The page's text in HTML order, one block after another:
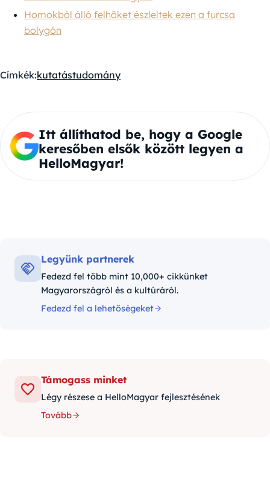
Homokból álló felhőket észleltek ezen a furcsa
bolygón
Címkék:kutatástudomány
Itt állíthatod be, hogy a Google
keresőben elsők között legyen a
HelloMagyar!
Legyünk partnerek
Fedezd fel több mint 10,000+ cikkünket
Magyarországról és a kultúráról.
Fedezd fel a lehetőségeket
Támogass minket
Légy részese a HelloMagyar fejlesztésének
Tovább